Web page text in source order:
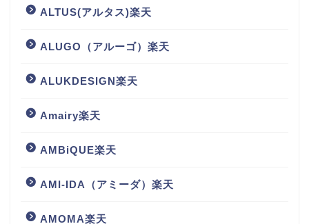
ALTUS(アルタス)楽天
ALUGO（アルーゴ）楽天
ALUKDESIGN楽天
Amairy楽天
AMBiQUE楽天
AMI-IDA（アミーダ）楽天
AMOMA楽天